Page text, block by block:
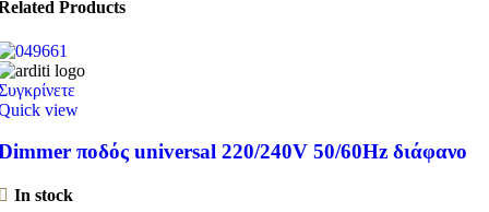
Products
view
ποδός universal 220/240V 50/60Hz διάφανο
In stock